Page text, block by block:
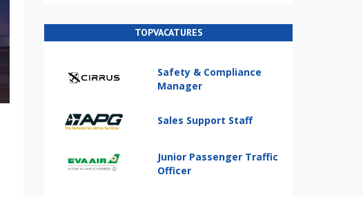
TOPVACATURES
Safety & Compliance
Manager
Sales Support Staff
Junior Passenger Traffic
Officer